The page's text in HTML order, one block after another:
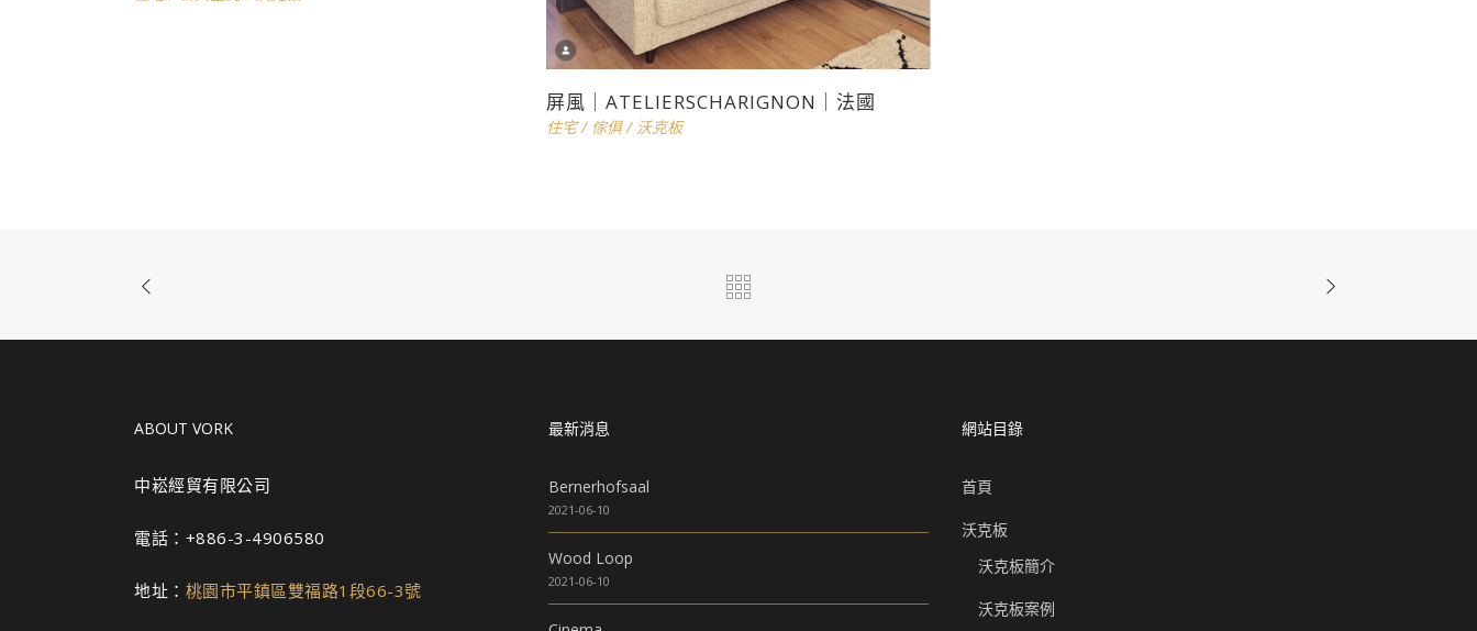
屏風｜ATELIERSCHARIGNON｜法國
住宅/ 傢俱/ 沃克板
ABOUT VORK
中崧經貿有限公司
電話：+886-3-4906580
地址： 桃園市平鎮區雙福路1段66-3號
最新消息
Bernerhofsaal
2021-06-10
Wood Loop
2021-06-10
網站目錄
首頁
沃克板
沃克板簡介
沃克板案例